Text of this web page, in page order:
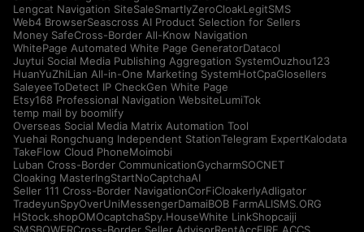
Lengcat Navigation SiteSaleSmartlyZeroCloakLegitSMS
Web4 BrowserSeascross AI Product Selection for Sellers
Money SafeCross-Border All-Know Navigation
WhitePage Automated White Page GeneratorDatacol
Juytui Social Media Publishing Aggregation SystemOuzhou123
HuanYuZhiLian All-in-One Marketing SystemHotCpaGlosellers
SaleyeeToDetect IP CheckGen White Page
Etsy168 Professional Navigation WebsiteLumiTok
temp mail by boomlify
Overseas Social Media Matrix Automation Tool
Yuehai Rongchuang Independent StationTelegram ExpertKalodata
TakeFlow Cloud PhoneMoimobi
Luban Cross-Border CommunicationGycharmSOCNET
Cloaking MasterIngStartNoCaptchaAI
Seller 111 Cross-Border NavigationCorFiCloakerlyAdligator
TradeyunSpyOverUniMessengerDamaiBOB FarmALISMS.ORG
HStock.shopOMOcaptchaSpy.HouseWhite LinkShopcaiji